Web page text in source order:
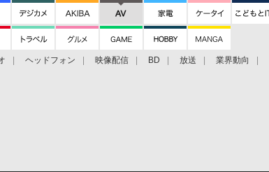
ヘッドフォン 映像配信 BD 放送 業界動向